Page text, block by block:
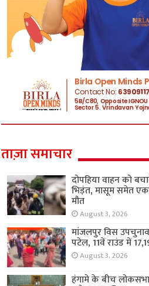
ताज़ा समाचार
दोपहिया वाहन को
भिड़ंत, मासूम समेत एक
मौत
August 3, 2026
मांजलपुर विस
पटेल, 11वें राउंड में
August 3, 2026
हंगामे के बीच